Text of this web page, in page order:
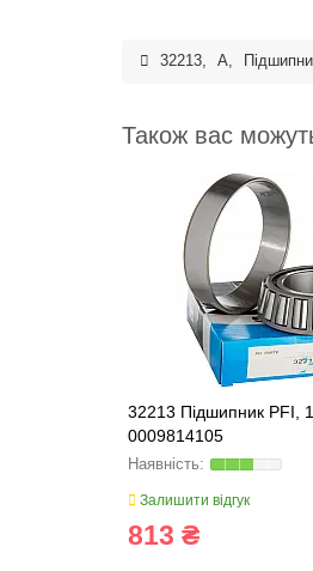
32213, A,
Також вас
32213 Підшипник PFI,
0009814105
Залишити відгук
813 ₴